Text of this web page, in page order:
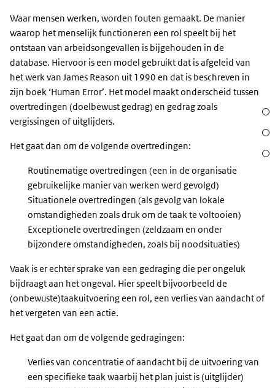
Waar mensen werken, worden fouten gemaakt. De manier
waarop het menselijk functioneren een rol speelt bij het
ontstaan van arbeidsongevallen is bijgehouden in de
database. Hiervoor is een model gebruikt dat is afgeleid van
het werk van James Reason uit 1990 en dat is beschreven in
zijn boek ‘Human Error’. Het model maakt onderscheid tussen
overtredingen (doelbewust gedrag) en gedrag zoals
vergissingen of uitglijders.
Het gaat dan om de volgende overtredingen:
Routinematige overtredingen (een in de organisatie
gebruikelijke manier van werken werd gevolgd)
Situationele overtredingen (als gevolg van lokale
omstandigheden zoals druk om de taak te voltooien)
Exceptionele overtredingen (zeldzaam en onder
bijzondere omstandigheden, zoals bij noodsituaties)
Vaak is er echter sprake van een gedraging die per ongeluk
bijdraagt aan het ongeval. Hier speelt bijvoorbeeld de
(onbewuste)taakuitvoering een rol, een verlies van aandacht of
het vergeten van een actie.
Het gaat dan om de volgende gedragingen:
Verlies van concentratie of aandacht bij de uitvoering van
een specifieke taak waarbij het plan juist is (uitglijder)